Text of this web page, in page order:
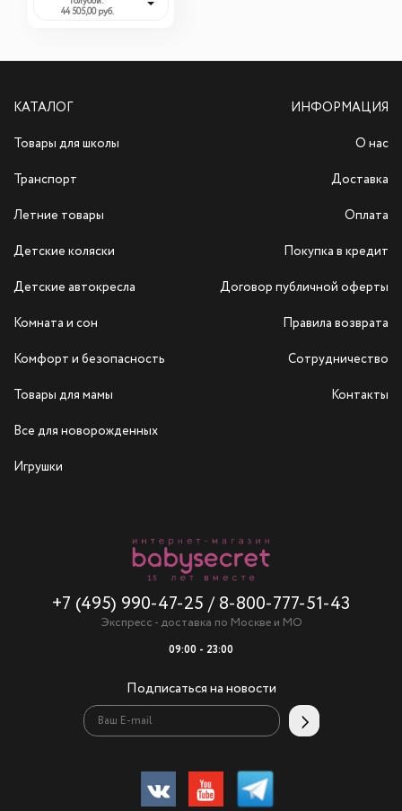
44 505,00 руб.
КАТАЛОГ
Товары для школы
Транспорт
Летние товары
Детские коляски
Детские автокресла
Комната и сон
Комфорт и безопасность
Товары для мамы
Все для новорожденных
Игрушки
+7 (495) 990-47-25 / 8-800-777-51-43
Экспресс - доставка по Москве и МО
09:00 - 23:00
Подписаться на новости
ИНФОРМАЦИЯ
О нас
Доставка
Оплата
Покупка в кредит
Договор публичной оферты
Правила возврата
Сотрудничество
Контакты